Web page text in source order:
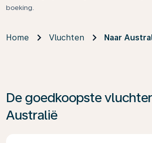
boeking.
Home Vluchten Naar
De goedkoopste
Australië